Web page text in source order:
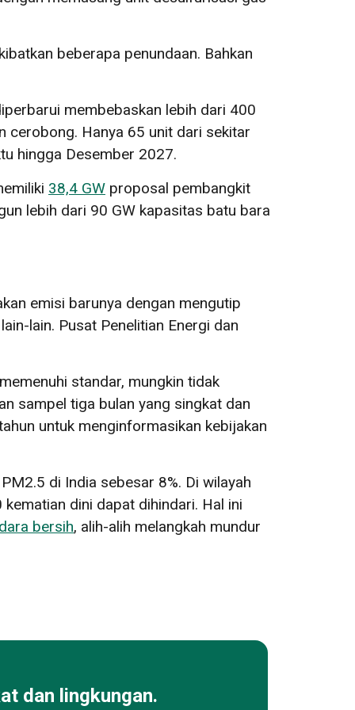
beberapa penundaan. Bahkan
membebaskan lebih dari 400
cerobong. Hanya 65 unit dari sekitar
hingga Desember 2027.
38,4 GW proposal pembangkit
lebih dari 90 GW kapasitas batu bara
emisi barunya dengan mengutip
lain. Pusat Penelitian Energi dan
standar, mungkin tidak
sampel tiga bulan yang singkat dan
untuk menginformasikan kebijakan
di India sebesar 8%. Di wilayah
dini dapat dihindari. Hal ini
bersih, alih-alih melangkah mundur
dan lingkungan.